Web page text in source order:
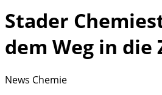
Stader
dem Weg in
News Chemie